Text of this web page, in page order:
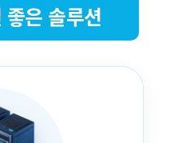
은 솔루션